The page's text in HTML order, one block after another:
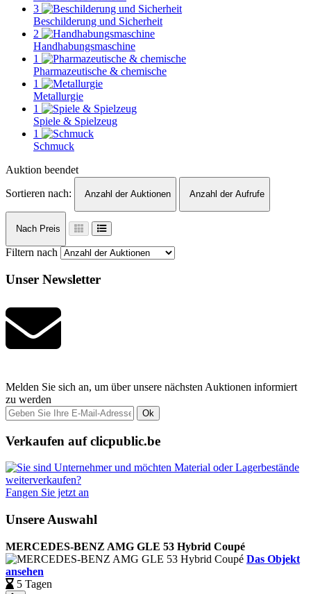
3
Beschilderung und Sicherheit
2
Handhabungsmaschine
1
Pharmazeutische & chemische
1
Metallurgie
1
Spiele & Spielzeug
1
Schmuck
Auktion beendet
Sortieren nach:
Anzahl der Auktionen Anzahl der Aufrufe
Nach Preis
Filtern nach
Unser Newsletter
Melden Sie sich an, um über unsere nächsten Auktionen informiert
zu werden
Ok
Verkaufen auf clicpublic.be
Fangen Sie jetzt an
Unsere Auswahl
MERCEDES-BENZ AMG GLE 53 Hybrid Coupé
Das Objekt
ansehen
5 Tagen